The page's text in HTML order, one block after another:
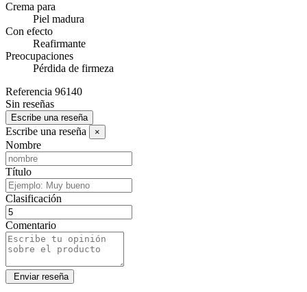
Crema para
Piel madura
Con efecto
Reafirmante
Preocupaciones
Pérdida de firmeza
Referencia 96140
Sin reseñas
Escribe una reseña
Escribe una reseña ×
Nombre
Título
Clasificación
Comentario